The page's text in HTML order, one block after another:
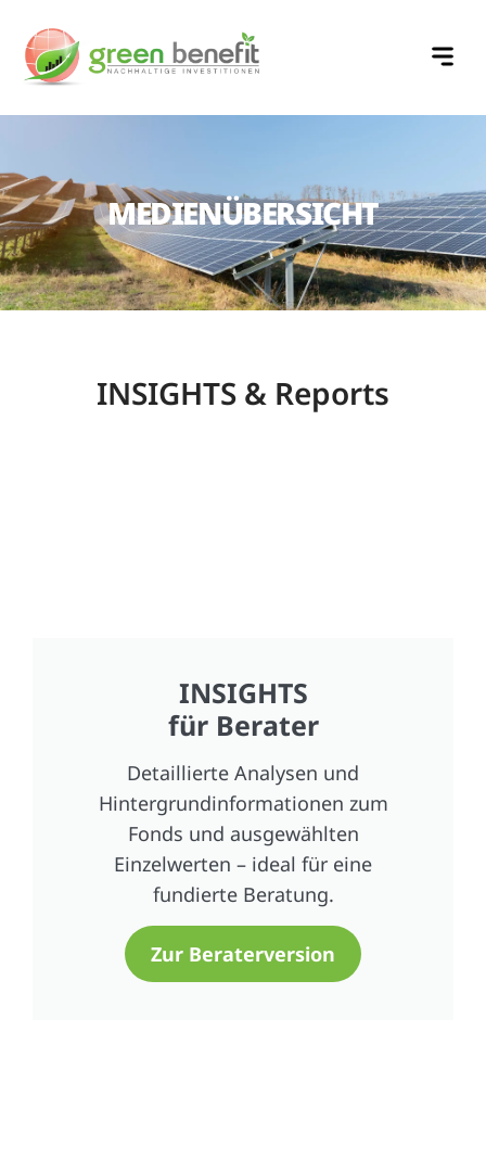
MEDIENÜBERSICHT
INSIGHTS & Reports
INSIGHTS
für Berater
Detaillierte Analysen und
Hintergrundinformationen zum
Fonds und ausgewählten
Einzelwerten – ideal für eine
fundierte Beratung.
Zur Beraterversion